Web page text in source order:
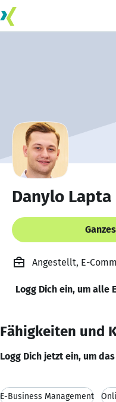
Danylo Lapta
Angestellt, E-
Logg Dich ein, um alle
Fähigkeiten und
Logg Dich jetzt ein, um
E-Business Management